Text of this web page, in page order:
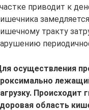
приводит к
тракту
осуществления
область